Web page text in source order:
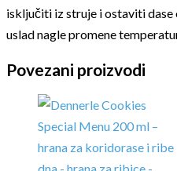
isključiti iz struje i ostaviti dase
uslad nagle promene
Povezani proizvodi